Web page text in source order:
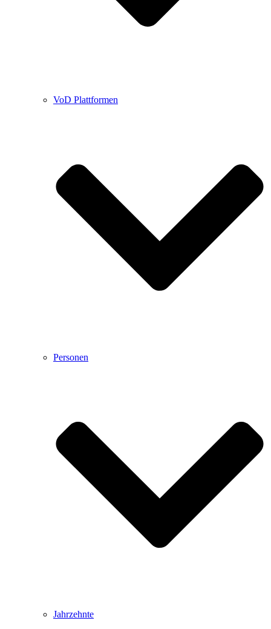
VoD Plattformen
Personen
Jahrzehnte